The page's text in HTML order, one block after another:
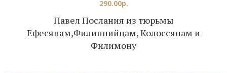
Павел Послания из тюрьмы
Ефесянам,Филиппийцам, Колоссянам и
Филимону
290.00р.